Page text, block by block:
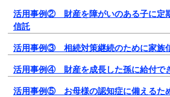
活用事例② 財産を障がいのある子に定
信託
活用事例③ 相続対策継続のために家族
活用事例④ 財産を成長した孫に給付で
活用事例⑤ お母様の認知症に備えるた